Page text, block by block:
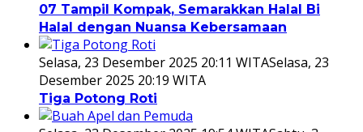
07 Tampil Kompak, Semarakkan Halal Bi
Halal dengan Nuansa Kebersamaan
Selasa, 23 Desember 2025 20:11 WITASelasa, 23
Desember 2025 20:19 WITA
Tiga Potong Roti